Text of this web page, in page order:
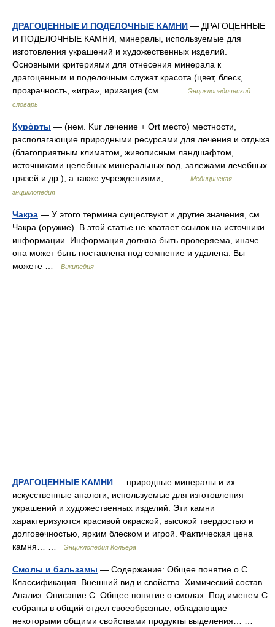
ДРАГОЦЕННЫЕ И ПОДЕЛОЧНЫЕ КАМНИ — ДРАГОЦЕННЫЕ
И ПОДЕЛОЧНЫЕ КАМНИ, минералы, используемые для
изготовления украшений и художественных изделий.
Основными критериями для отнесения минерала к
драгоценным и поделочным служат красота (цвет, блеск,
прозрачность, «игра», иризация (см.… …
Энциклопедический
словарь
Куро́рты — (нем. Kur лечение + Ort место) местности,
располагающие природными ресурсами для лечения и отдыха
(благоприятным климатом, живописным ландшафтом,
источниками целебных минеральных вод, залежами лечебных
грязей и др.), а также учреждениями,… …
Медицинская
энциклопедия
Чакра — У этого термина существуют и другие значения, см.
Чакра (оружие). В этой статье не хватает ссылок на источники
информации. Информация должна быть проверяема, иначе
она может быть поставлена под сомнение и удалена. Вы
можете …
Википедия
ДРАГОЦЕННЫЕ КАМНИ — природные минералы и их
искусственные аналоги, используемые для изготовления
украшений и художественных изделий. Эти камни
характеризуются красивой окраской, высокой твердостью и
долговечностью, ярким блеском и игрой. Фактическая цена
камня… …
Энциклопедия Кольера
Смолы и бальзамы — Содержание: Общее понятие о С.
Классификация. Внешний вид и свойства. Химический состав.
Анализ. Описание С. Общее понятие о смолах. Под именем С.
собраны в общий отдел своеобразные, обладающие
некоторыми общими свойствами продукты выделения… …